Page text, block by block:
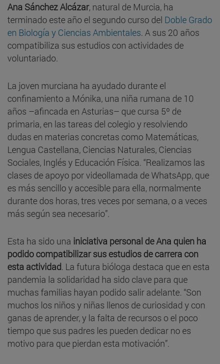
Ana Sánchez Alcázar, natural de Murcia, ha
terminado este año el segundo curso del Doble Grado
en Biología y Ciencias Ambientales. A sus 20 años
compatibiliza sus estudios con actividades de
voluntariado.
La joven murciana ha ayudado durante el
confinamiento a Mónika, una niña rumana de 10
años –afincada en Asturias– que cursa 5º de
primaria, en las tareas del colegio y resolviendo
dudas en materias concretas como Matemáticas,
Lengua Castellana, Ciencias Naturales, Ciencias
Sociales, Inglés y Educación Física. “Realizamos las
clases de apoyo por videollamada de WhatsApp, que
es más sencillo y accesible para ella, normalmente
durante dos horas, tres veces por semana, o a veces
más según sea necesario”.
Esta ha sido una iniciativa personal de Ana quien ha
podido compatibilizar sus estudios de carrera con
esta actividad. La futura bióloga destaca que en esta
pandemia la solidaridad ha sido clave para que
muchas familias hayan podido salir adelante. “Son
muchos los niños y niñas llenos de curiosidad y con
ganas de aprender, y la falta de recursos o el poco
tiempo que sus padres les pueden dedicar no es
motivo para que pierdan esta motivación”.